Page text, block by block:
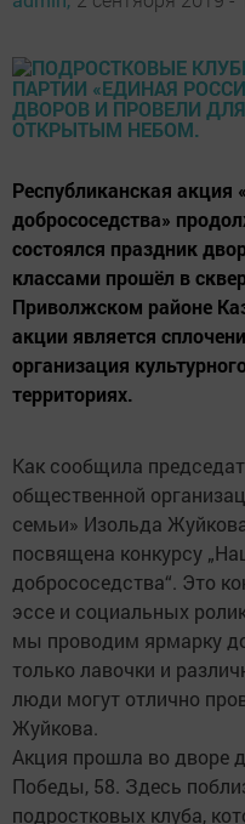
Республиканская
добрососедства»
состоялся праздник
классами прошёл в
Приволжском районе
акции является
организация
территориях.
Как сообщила
общественной
семьи» Изольда
посвящена конкурсу
добрососедства“. Это
эссе и социальных
мы проводим ярмарку
только лавочки и
люди могут отлично
Жуйкова.
Акция прошла во дворе
Победы, 58. Здесь
подростковых клуба,